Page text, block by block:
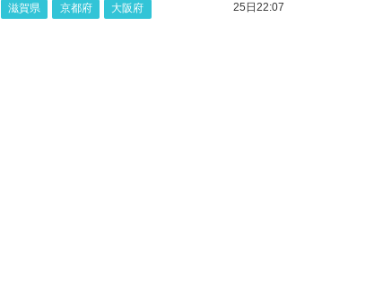
滋賀県
京都府 大阪府
25日22:07